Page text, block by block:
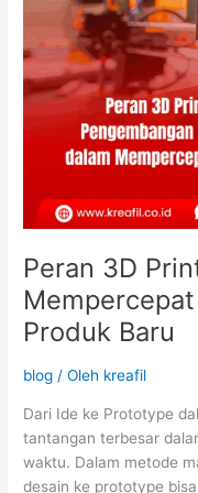
Peran 3D
Produk Baru
blog / Oleh kreafil
Dari Ide ke Prototype
tantangan terbesar
waktu. Dalam metode
desain ke prototype